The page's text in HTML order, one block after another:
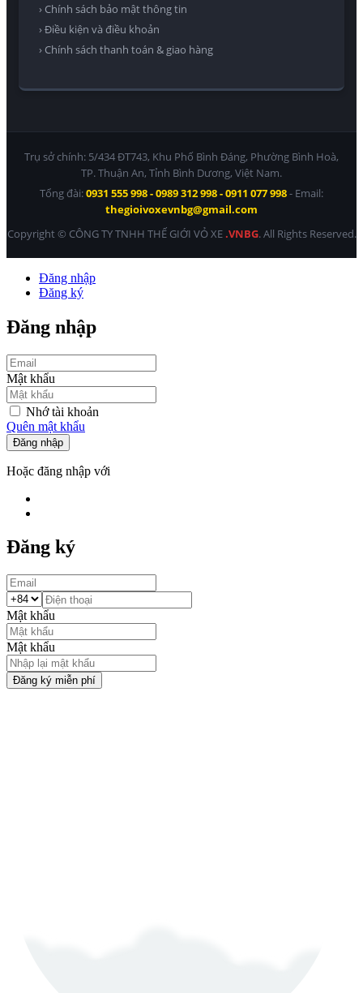
› Chính sách bảo mật thông tin
› Điều kiện và điều khoản
› Chính sách thanh toán & giao hàng
Trụ sở chính: 5/434 ĐT743, Khu Phố Bình Đáng, Phường Bình Hoà,
TP. Thuận An, Tỉnh Bình Dương, Việt Nam.
Tổng đài:0931 555 998 - 0989 312 998 - 0911 077 998- Email:
thegioivoxevnbg@gmail.com
Copyright © CÔNG TY TNHH THẾ GIỚI VỎ XE.VNBG. All Rights Reserved.
Đăng nhập
Đăng ký
Đăng nhập
Mật khẩu
Nhớ tài khoản
Quên mật khẩu
Đăng nhập
Hoặc đăng nhập với
Đăng ký
Mật khẩu
Mật khẩu
Đăng ký miễn phí